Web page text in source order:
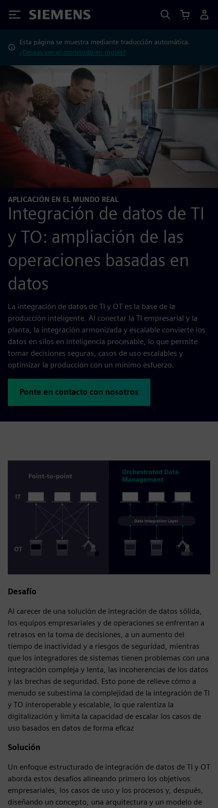
Siemens
Esta página se muestra mediante traducción automática.
¿Deseas ver el contenido en inglés?
APLICACIÓN EN EL MUNDO REAL
Integración de datos de TI
y TO: ampliación de las
operaciones basadas en
datos
La integración de datos de TI y OT es la base de la
producción inteligente. Al conectar la TI empresarial y la
planta, la integración armonizada y escalable convierte los
datos en silos en inteligencia procesable, lo que permite
tomar decisiones seguras, casos de uso escalables y
optimizar la producción con un mínimo esfuerzo.
Ponte en contacto con nosotros
Desafío
Al carecer de una solución de integración de datos sólida,
los equipos empresariales y de operaciones se enfrentan a
retrasos en la toma de decisiones, a un aumento del
tiempo de inactividad y a riesgos de seguridad, mientras
que los integradores de sistemas tienen problemas con una
integración compleja y lenta, las incoherencias de los datos
y las brechas de seguridad. Esto pone de relieve cómo a
menudo se subestima la complejidad de la integración de TI
y TO interoperable y escalable, lo que ralentiza la
digitalización y limita la capacidad de escalar los casos de
uso basados en datos de forma eficaz
Solución
Un enfoque estructurado de integración de datos de TI y OT
aborda estos desafíos alineando primero los objetivos
empresariales, los casos de uso y los procesos y, después,
diseñando un concepto, una arquitectura y un modelo de